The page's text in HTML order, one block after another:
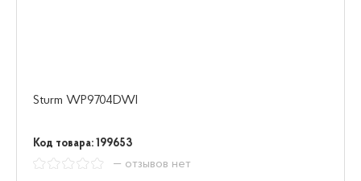
Sturm WP9704DWI
Код товара: 199653
— отзывов нет